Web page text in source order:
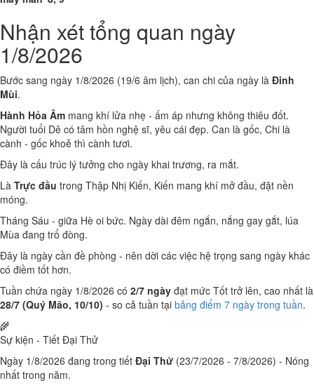
Nhận xét tổng quan ngày
1/8/2026
Bước sang ngày 1/8/2026 (19/6 âm lịch), can chi của ngày là Đinh
Mùi.
Hành Hỏa Âm mang khí lửa nhẹ - ấm áp nhưng không thiêu đốt.
Người tuổi Dê có tâm hồn nghệ sĩ, yêu cái đẹp. Can là gốc, Chi là
cành - gốc khoẻ thì cành tươi.
Đây là cấu trúc lý tưởng cho ngày khai trương, ra mắt.
Là Trực đầu trong Thập Nhị Kiến, Kiến mang khí mở đầu, đặt nền
móng.
Tháng Sáu - giữa Hè oi bức. Ngày dài đêm ngắn, nắng gay gắt, lúa
Mùa đang trổ đòng.
Đây là ngày cần đề phòng - nên dời các việc hệ trọng sang ngày khác
có điềm tốt hơn.
Tuần chứa ngày 1/8/2026 có 2/7 ngày đạt mức Tốt trở lên, cao nhất là
28/7 (Quý Mão, 10/10) - so cả tuần tại bảng điểm 7 ngày trong tuần.
🌾
Sự kiện - Tiết Đại Thử
Ngày 1/8/2026 đang trong tiết Đại Thử (23/7/2026 - 7/8/2026) - Nóng
nhất trong năm.